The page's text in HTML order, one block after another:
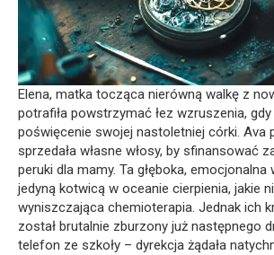
Elena, matka tocząca nierówną walkę z
potrafiła powstrzymać łez wzruszenia, gdy
poświęcenie swojej nastoletniej córki. Ava
sprzedała własne włosy, by sfinansować
peruki dla mamy. Ta głęboka, emocjonalna
jedyną kotwicą w oceanie cierpienia, jakie
wyniszczająca chemioterapia. Jednak ich
został brutalnie zburzony już następnego
telefon ze szkoły – dyrekcja żądała